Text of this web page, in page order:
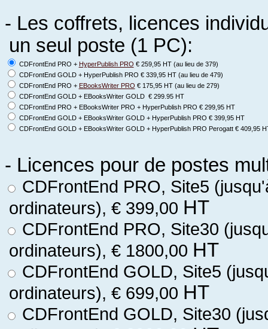
- Les coffrets, licences
un seul poste (1 PC):
CDFrontEnd PRO + HyperPublish PRO € 259,95 HT (au lieu de 379)
CDFrontEnd GOLD + HyperPublish PRO € 339,95 HT (au lieu de 479)
CDFrontEnd PRO + EBooksWriter PRO € 175,95 HT (au lieu de 279)
CDFrontEnd GOLD + EBooksWriter GOLD € 299.95 HT
CDFrontEnd PRO + EBooksWriter PRO + HyperPublish PRO € 299,95 HT
CDFrontEnd GOLD + EBooksWriter GOLD + HyperPublish PRO € 399,95 HT
CDFrontEnd GOLD + EBooksWriter GOLD + HyperPublish PRO Perogatt € 409,95
- Licences pour de postes
CDFrontEnd PRO, Site5
ordinateurs), € 399,00 HT
CDFrontEnd PRO, Site30
ordinateurs), € 1800,00 HT
CDFrontEnd GOLD, Site5
ordinateurs), € 699,00 HT
CDFrontEnd GOLD, Site30